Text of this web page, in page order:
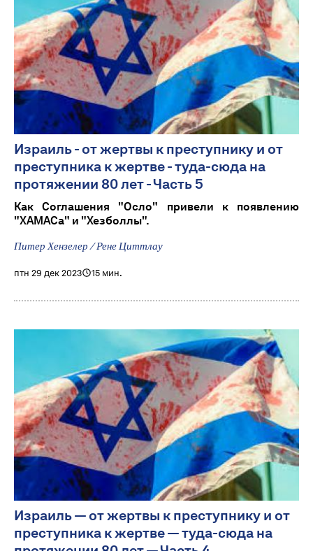
Израиль - от жертвы к преступнику и от
преступника к жертве - туда-сюда на
протяжении 80 лет - Часть 5
Как Соглашения "Осло" привели к появлению
"ХАМАСа" и "Хезболлы".
Питер Хензелер / Рене Циттлау
птн 29 дек 2023 15 мин.
Израиль — от жертвы к преступнику и от
преступника к жертве — туда-сюда на